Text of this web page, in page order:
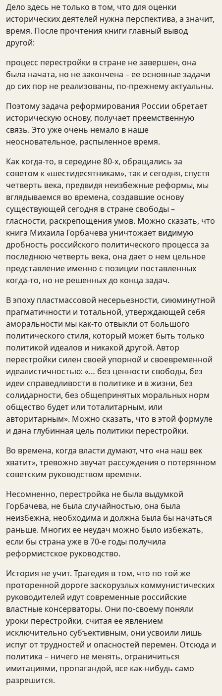
Дело здесь не только в том, что для оценки
исторических деятелей нужна перспектива, а значит,
время. После прочтения книги главный вывод
другой:
процесс перестройки в стране не завершен, она
была начата, но не закончена – ее основные задачи
до сих пор не реализованы, по-прежнему актуальны.
Поэтому задача реформирования России обретает
историческую основу, получает преемственную
связь. Это уже очень немало в наше
неосновательное, распыленное время.
Как когда-то, в середине 80-х, обращались за
советом к «шестидесятникам», так и сегодня, спустя
четверть века, предвидя неизбежные реформы, мы
вглядываемся во времена, создавшие основу
существующей сегодня в стране свободы –
гласности, раскрепощения умов. Можно сказать, что
книга Михаила Горбачева уничтожает видимую
дробность российского политического процесса за
последнюю четверть века, она дает о нем цельное
представление именно с позиции поставленных
когда-то, но не решенных до конца задач.
В эпоху пластмассовой несерьезности, сиюминутной
прагматичности и тотальной, утверждающей себя
аморальности мы как-то отвыкли от большого
политического стиля, который может быть только
политикой идеалов и никакой другой. Автор
перестройки силен своей упорной и своевременной
идеалистичностью: «… без ценности свободы, без
идеи справедливости в политике и в жизни, без
солидарности, без общепринятых моральных норм
общество будет или тоталитарным, или
авторитарным». Можно сказать, что в этой формуле
и дана глубинная цель политики перестройки.
Во времена, когда власти думают, что «на наш век
хватит», тревожно звучат рассуждения о потерянном
советским руководством времени.
Несомненно, перестройка не была выдумкой
Горбачева, не была случайностью, она была
неизбежна, необходима и должна была бы начаться
раньше. Многих ее неудач можно было избежать,
если бы страна уже в 70-е годы получила
реформистское руководство.
История не учит. Трагедия в том, что по той же
проторенной дороге заскорузлых коммунистических
руководителей идут современные российские
властные консерваторы. Они по-своему поняли
уроки перестройки, считая ее явлением
исключительно субъективным, они усвоили лишь
испуг от трудностей и опасностей перемен. Отсюда и
политика – ничего не менять, ограничиться
имитациями, пропагандой, все как-нибудь само
разрешится.